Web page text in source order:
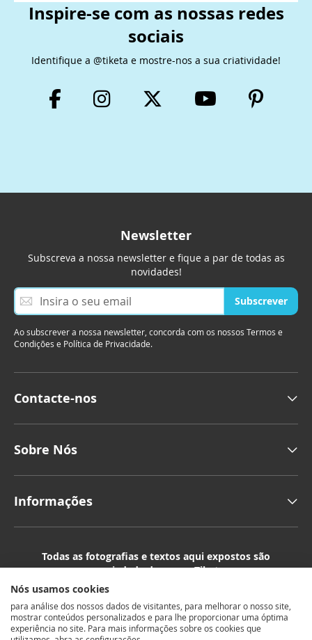
Inspire-se com as nossas redes
sociais
Identifique a @tiketa e mostre-nos a sua criatividade!
Contacte-nos
Sobre Nós
Informações
Newsletter
Subscreva a nossa newsletter e fique a par de todas as
novidades!
S
u
s
c
e
s
w
l
e
e
r
Subscrever
Ao subscrever a nossa newsletter, concorda com os nossos Termos e
Condições e Política de Privacidade.
Todas as fotografias e textos aqui expostos são
propriedade da marca Tiketa.
A sua reprodução ou cópia é expressamente proibida.
Nós usamos cookies
para análise dos nossos dados de visitantes, para melhorar o nosso site,
mostrar conteúdos personalizados e para lhe proporcionar uma óptima
experiência no site. Para mais informações sobre os cookies que